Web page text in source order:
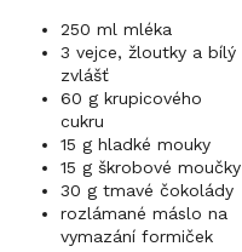
250 ml mléka
3 vejce, žloutky a bílý
zvlášť
60 g krupicového
cukru
15 g hladké mouky
15 g škrobové moučky
30 g tmavé čokolády
rozlámané máslo na
vymazání formiček